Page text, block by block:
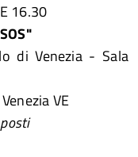
16.30
di Venezia - Sala
VE